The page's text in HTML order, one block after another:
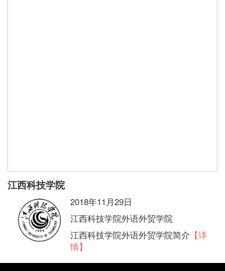
江西科技学院
2018年11月29日
江西科技学院外语外贸学院
江西科技学院外语外贸学院简介 【详
情】